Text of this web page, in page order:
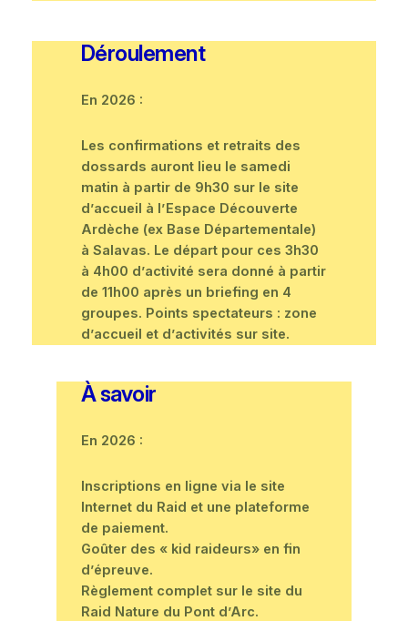
Déroulement
En 2026 :
Les confirmations et retraits des
dossards auront lieu le samedi
matin à partir de 9h30 sur le site
d’accueil à l’Espace Découverte
Ardèche (ex Base Départementale)
à Salavas. Le départ pour ces 3h30
à 4h00 d’activité sera donné à partir
de 11h00 après un briefing en 4
groupes. Points spectateurs : zone
d’accueil et d’activités sur site.
À savoir
En 2026 :
Inscriptions en ligne via le site
Internet du Raid et une plateforme
de paiement.
Goûter des « kid raideurs» en fin
d’épreuve.
Règlement complet sur le site du
Raid Nature du Pont d’Arc.